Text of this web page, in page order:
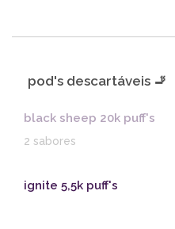
pod's descartáveis 🚬
black sheep 20k puff's
2 sabores
ignite 5,5k puff's